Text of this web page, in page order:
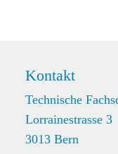
Kontakt
Technische
Lorrainestrasse 3
3013 Bern